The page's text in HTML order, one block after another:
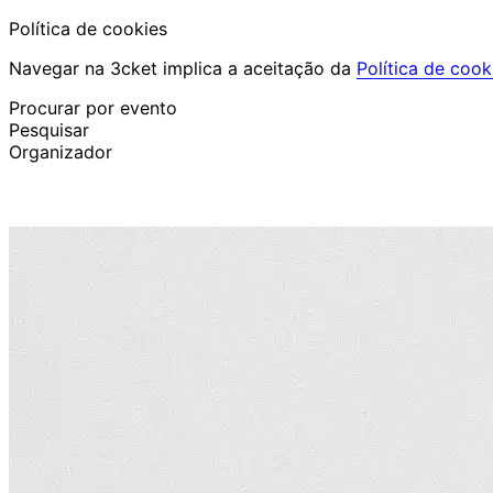
Política de cookies
Navegar na 3cket implica a aceitação da Política de
Procurar por evento
Pesquisar
Organizador
Português
Ajuda ao participante
Perdi o meu bilhete
Promover evento